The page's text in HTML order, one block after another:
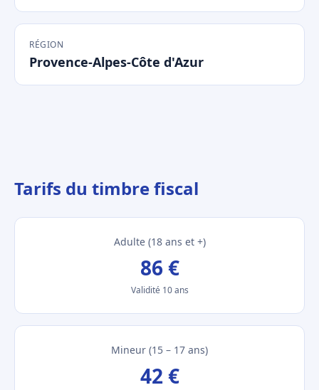
RÉGION
Provence-Alpes-Côte d'Azur
Tarifs du timbre fiscal
Adulte (18 ans et +)
86 €
Validité 10 ans
Mineur (15 – 17 ans)
42 €